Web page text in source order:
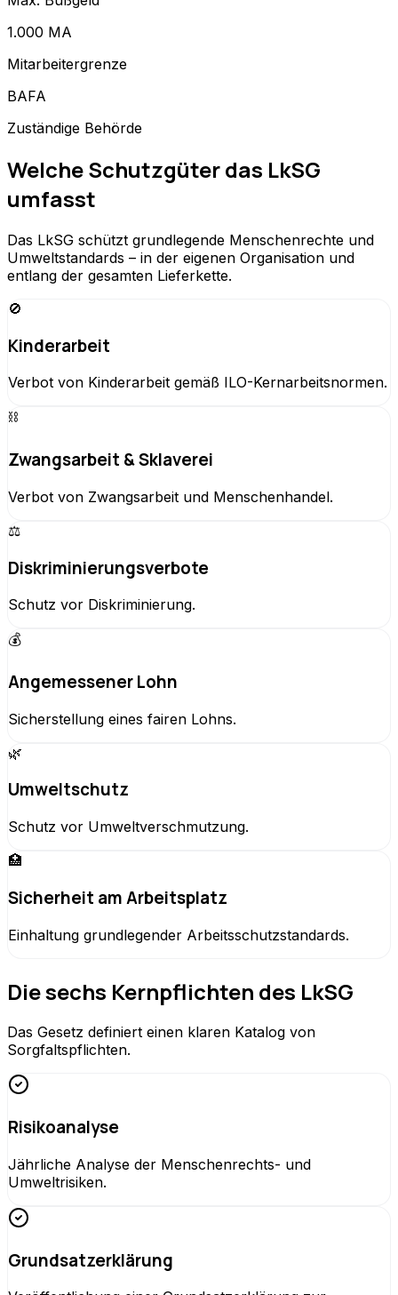
1.000 MA
Mitarbeitergrenze
BAFA
Zuständige Behörde
Welche Schutzgüter das LkSG
umfasst
Das LkSG schützt grundlegende Menschenrechte und
Umweltstandards – in der eigenen Organisation und
entlang der gesamten Lieferkette.
🚫
Kinderarbeit
Verbot von Kinderarbeit gemäß ILO-Kernarbeitsnormen.
⛓️
Zwangsarbeit & Sklaverei
Verbot von Zwangsarbeit und Menschenhandel.
⚖️
Diskriminierungsverbote
Schutz vor Diskriminierung.
💰
Angemessener Lohn
Sicherstellung eines fairen Lohns.
🌿
Umweltschutz
Schutz vor Umweltverschmutzung.
🏥
Sicherheit am Arbeitsplatz
Einhaltung grundlegender Arbeitsschutzstandards.
Die sechs Kernpflichten des LkSG
Das Gesetz definiert einen klaren Katalog von
Sorgfaltspflichten.
Risikoanalyse
Jährliche Analyse der Menschenrechts- und
Umweltrisiken.
Grundsatzerklärung